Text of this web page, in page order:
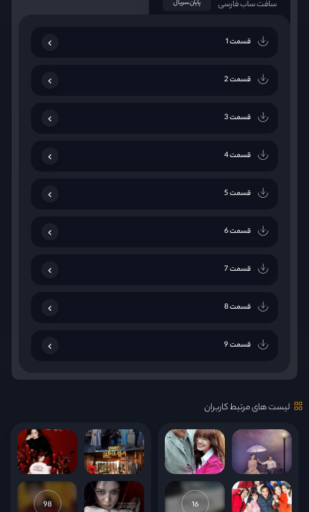
سافت ساب فارسی پایان سریال
قسمت 1
قسمت 2
قسمت 3
قسمت 4
قسمت 5
قسمت 6
قسمت 7
قسمت 8
قسمت 9
قسمت 10
قسمت 12
قسمت 13
لیست های مرتبط کاربران
16
98